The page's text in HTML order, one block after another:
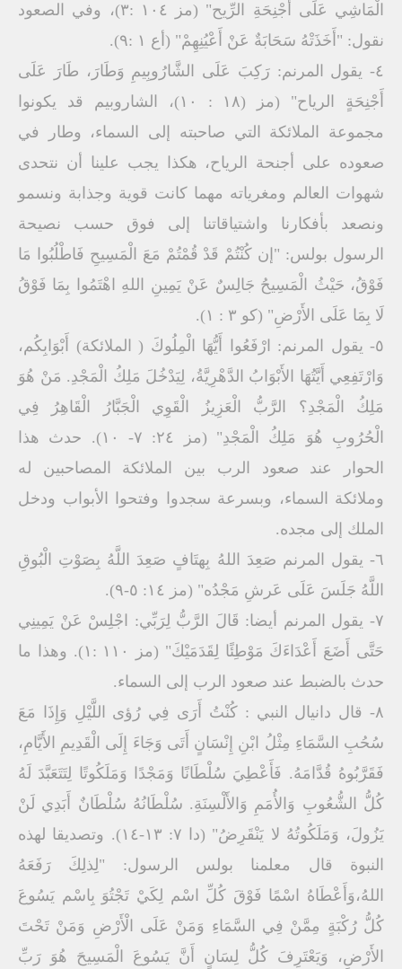
الْمَاشِي عَلَى أَجْنِحَةِ الرِّيح" (مز ۱۰٤ :۳)، وفي الصعود
نقول: "أَخَذَتْهُ سَحَابَةٌ عَنْ أَعْيُنِهِمْ" (أع ١ :٩).
٤- يقول المرنم: رَكِبَ عَلَى الشَّارُوبِيمِ وَطَارَ، طَارَ عَلَى
أَجْنِحَةٍ الرياح" (مز (۱۸ : ۱۰)، الشاروبيم قد يكونوا
مجموعة الملائكة التي صاحبته إلى السماء، وطار في
صعوده على أجنحة الرياح، هكذا يجب علينا أن نتحدى
شهوات العالم ومغرياته مهما كانت قوية وجذابة ونسمو
ونصعد بأفكارنا واشتياقاتنا إلى فوق حسب نصيحة
الرسول بولس: "إن كُنْتُمْ قَدْ قُمْتُمْ مَعَ الْمَسِيحِ فَاطْلُبُوا مَا
فَوْقُ، حَيْثُ الْمَسِيحُ جَالِسٌ عَنْ يَمِينِ اللهِ اهْتَمُوا بِمَا فَوْقُ
لَا بِمَا عَلَى الأَرْضِ" (كو ۳ : ۱).
٥- يقول المرنم: ارْفَعُوا أَيُّهَا الْمِلُوكَ ( الملائكة) أَبْوَابِكُم،
وَارْتَفِعِي أَيَّتُهَا الأَبْوَابُ الدَّهْرِيَّةُ، لِيَدْخُلَ مَلِكُ الْمَجْدِ. مَنْ هُوَ
مَلِكُ الْمَجْدِ؟ الرَّبُّ الْعَزِيزُ الْقَوِي الْجَبَّارُ الْقَاهِرُ فِي
الْحُرُوبِ هُوَ مَلِكُ الْمَجْدِ" (مز ٢٤: ٧- ۱۰). حدث هذا
الحوار عند صعود الرب بين الملائكة المصاحبين له
وملائكة السماء، وبسرعة سجدوا وفتحوا الأبواب ودخل
الملك إلى مجده.
٦- يقول المرنم صَعِدَ اللهُ بِهتَافٍ صَعِدَ اللَّهُ بِصَوْتِ الْبُوقِ
اللَّهُ جَلَسَ عَلَى عَرشِ مَجْدُه" (مز ١٤: ٥-٩).
٧- يقول المرنم أيضا: قَالَ الرَّبُّ لِرَبِّي: اجْلِسْ عَنْ يَمِينِي
حَتَّى أَضَعَ أَعْدَاءَكَ مَوْطِئًا لِقَدَمَيْكَ" (مز ۱۱۰ :۱). وهذا ما
حدث بالضبط عند صعود الرب إلى السماء.
٨- قال دانيال النبي : كُنْتُ أَرَى فِي رُؤى اللَّيْلِ وَإِذَا مَعَ
سُحُبِ السَّمَاءِ مِثْلُ ابْنِ إِنْسَانٍ أَتَى وَجَاءَ إِلَى الْقَدِيمِ الأَيَّامِ،
فَقَرَّبُوهُ قُدَّامَهُ. فَأَعْطِيَ سُلْطَانًا وَمَجْدًا وَمَلَكُوتًا لِتَتَعَبَّدَ لَهُ
كُلُّ الشُّعُوبِ وَالأُمَمِ وَالأَلْسِنَةِ. سُلْطَانُهُ سُلْطَانٌ أَبَدِي لَنْ
يَزُولَ، وَمَلَكُوتُهُ لا يَنْقَرِضُ" (دا ٧: ١٣-١٤). وتصديقا لهذه
النبوة قال معلمنا بولس الرسول: "لِذلِكَ رَفَعَهُ
اللهُ،وَأَعْطَاهُ اسْمًا فَوْقَ كُلِّ اسْم لِكَيْ تَجْتُوَ بِاسْم يَسُوعَ
كُلُّ رُكْبَةٍ مِمَّنْ فِي السَّمَاءِ وَمَنْ عَلَى الْأَرْضِ وَمَنْ تَحْتَ
الأَرْضِ، وَيَعْتَرِفَ كُلُّ لِسَانٍ أَنَّ يَسُوعَ الْمَسِيحَ هُوَ رَبِّ